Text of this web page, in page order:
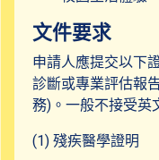
文件要求
申請人應提交以下
診斷或專業評估報
務)。一般不接受英
(1) 殘疾醫學證明